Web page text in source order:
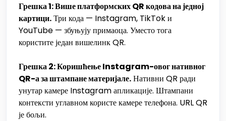
Грешка 1: Више платформских QR кодова на једној
картици.Три кода — Instagram, TikTok и
YouTube — збуњују примаоца. Уместо тога
користите један вишелинк QR.
Грешка 2: Коришћење Instagram-овог нативног
QR-а за штампане материјале.Нативни QR ради
унутар камере Instagram апликације. Штампани
контексти углавном користе камере телефона. URL QR
је бољи.